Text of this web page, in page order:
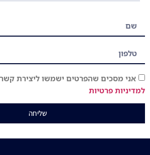
אני מסכים שהפרטים ישמשו ליצירת
למדיניות פרטיות
שליחה